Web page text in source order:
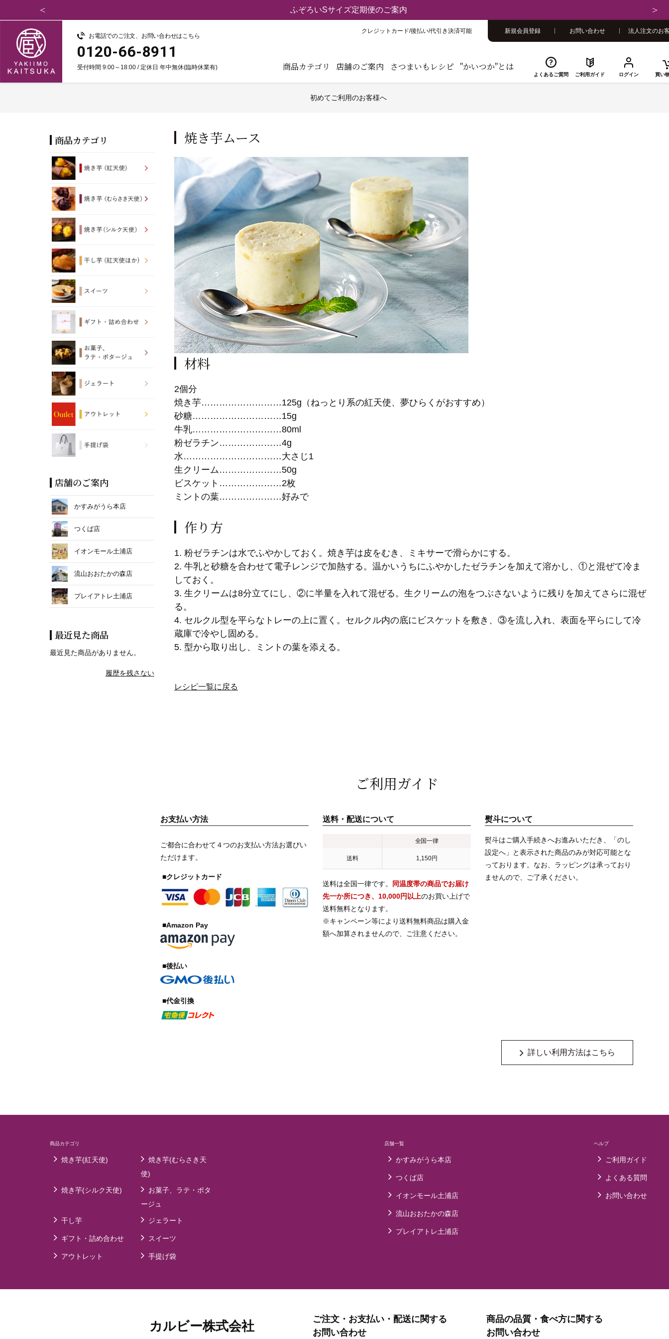
定期便のご案内 【重要】弊社ブランド「紅天使※」の模倣品にご
お電話でのご注文、お問い合わせはこちら
0120-66-8911
受付時間 9:00～18:00 / 定休日 年中無休(臨時休業有) 商品カテゴリ 店舗のご案内 さつまいもレシピ "かいつか"とは
よくあるご質問 ご利用ガイド ログイン 買い
クレジットカード/後払い/代引き決済可能 新規会員登録 お問い合わせ 法人注文のお
初めてご利用のお客様へ
商品カテゴリ
店舗のご案内
かすみがうら本店
つくば店
イオンモール土浦店
流山おおたかの森店
プレイアトレ土浦店
最近見た商品
最近見た商品がありません。
履歴を残さない
焼き芋ムース
材料
2個分
焼き芋………………………125g（ねっとり系の紅天使、夢ひらくがおすすめ）
砂糖…………………………15g
牛乳…………………………80ml
粉ゼラチン…………………4g
水……………………………大さじ1
生クリーム…………………50g
ビスケット…………………2枚
ミントの葉…………………好みで
作り方
1. 粉ゼラチンは水でふやかしておく。焼き芋は皮をむき、ミキサーで滑らかにする。
2. 牛乳と砂糖を合わせて電子レンジで加熱する。温かいうちにふやかしたゼラチンを加えて溶かし、①と混ぜて冷ま
しておく。
3. 生クリームは8分立てにし、②に半量を入れて混ぜる。生クリームの泡をつぶさないように残りを加えてさらに混ぜ
る。
4. セルクル型を平らなトレーの上に置く。セルクル内の底にビスケットを敷き、③を流し入れ、表面を平らにして冷
蔵庫で冷やし固める。
5. 型から取り出し、ミントの葉を添える。
レシピ一覧に戻る
ご利用ガイド
お支払い方法
ご都合に合わせて４つのお支払い方法お選びい
ただけます。
■クレジットカード
■Amazon Pay
■後払い
■代金引換
送料・配送について
全国一律
送料 1,150円
送料は全国一律です。
同温度帯の商品でお届け
先一か所につき、10,000円以上のお買い上げで
送料無料となります。
※キャンペーン等により送料無料商品は購入金
額へ加算されませんので、ご注意ください。
熨斗について
熨斗はご購入手続きへお進みいただき、「のし
設定へ」と表示された商品のみが対応可能とな
っております。なお、ラッピングは承っており
ませんので、ご了承ください。
詳しい利用方法はこちら
商品カテゴリ
焼き芋(紅天使)
焼き芋(むらさき天
使)
焼き芋(シルク天使)
お菓子、ラテ・ポタ
ージュ
干し芋 ジェラート
ギフト・詰め合わせ スイーツ
アウトレット 手提げ袋
店舗一覧
かすみがうら本店
つくば店
イオンモール土浦店
流山おおたかの森店
プレイアトレ土浦店
ヘルプ
ご利用ガイド
よくある質問
お問い合わせ
カルビー株式会社
ご注文・お支払い・配送に関する
お問い合わせ
商品の品質・食べ方に関する
お問い合わせ